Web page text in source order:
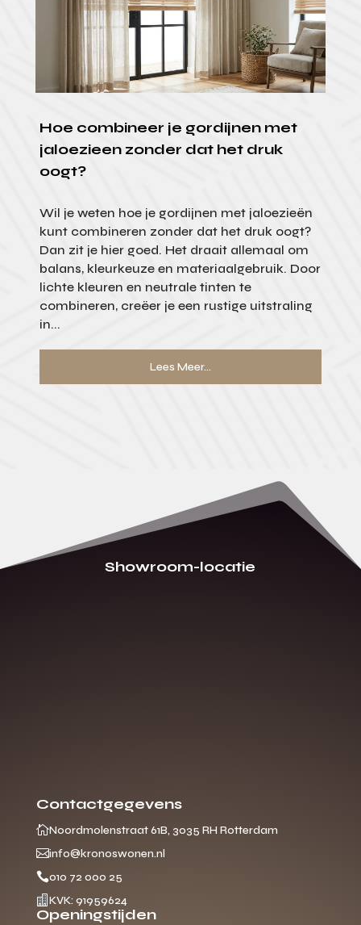
Hoe combineer je gordijnen met
jaloezieen zonder dat het druk
oogt?
Wil je weten hoe je gordijnen met jaloezieën
kunt combineren zonder dat het druk oogt?
Dan zit je hier goed. Het draait allemaal om
balans, kleurkeuze en materiaalgebruik. Door
lichte kleuren en neutrale tinten te
combineren, creëer je een rustige uitstraling
in...
Lees Meer...
Showroom-locatie
Contactgegevens
Noordmolenstraat 61B, 3035 RH Rotterdam
info@kronoswonen.nl
010 72 000 25
 KVK: 91959624
Openingstijden